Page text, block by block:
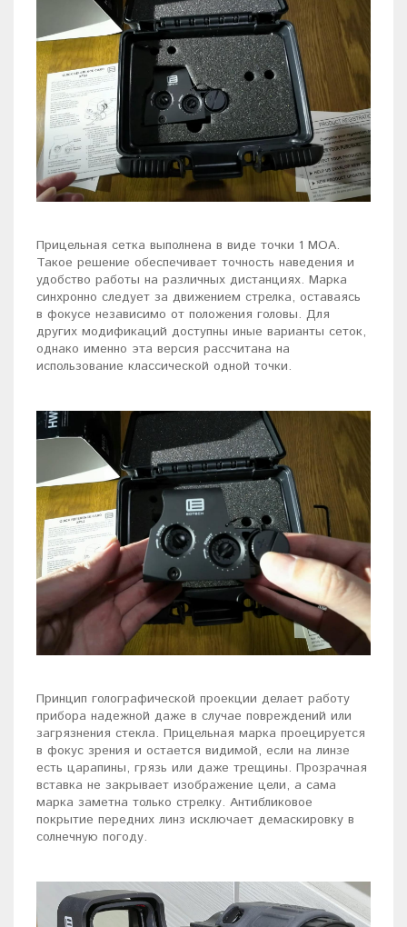
Прицельная сетка выполнена в виде точки 1 МОА.
Такое решение обеспечивает точность наведения и
удобство работы на различных дистанциях. Марка
синхронно следует за движением стрелка, оставаясь
в фокусе независимо от положения головы. Для
других модификаций доступны иные варианты сеток,
однако именно эта версия рассчитана на
использование классической одной точки.
Принцип голографической проекции делает работу
прибора надежной даже в случае повреждений или
загрязнения стекла. Прицельная марка проецируется
в фокус зрения и остается видимой, если на линзе
есть царапины, грязь или даже трещины. Прозрачная
вставка не закрывает изображение цели, а сама
марка заметна только стрелку. Антибликовое
покрытие передних линз исключает демаскировку в
солнечную погоду.